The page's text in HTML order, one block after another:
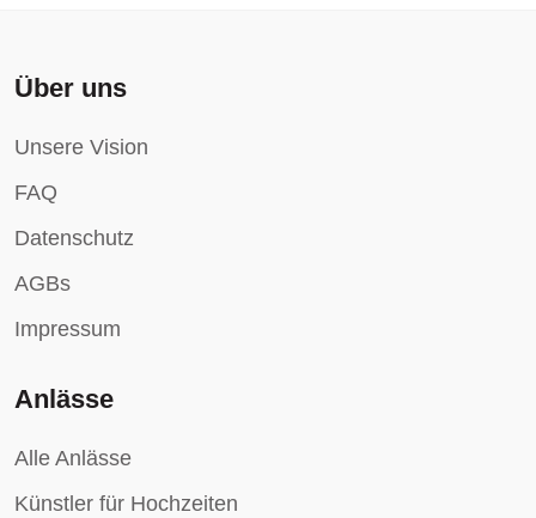
Über uns
Unsere Vision
FAQ
Datenschutz
AGBs
Impressum
Anlässe
Alle Anlässe
Künstler für Hochzeiten